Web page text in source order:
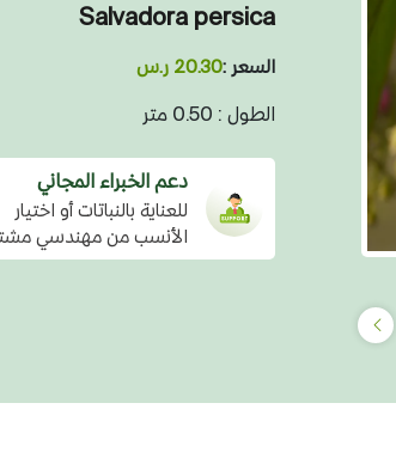
Salvadora persica
السعر :20.30 ر.س
الطول : 0.50 متر
دعم الخبراء المجاني
للعناية بالنباتات أو اختيار
الأنسب من مهندسي